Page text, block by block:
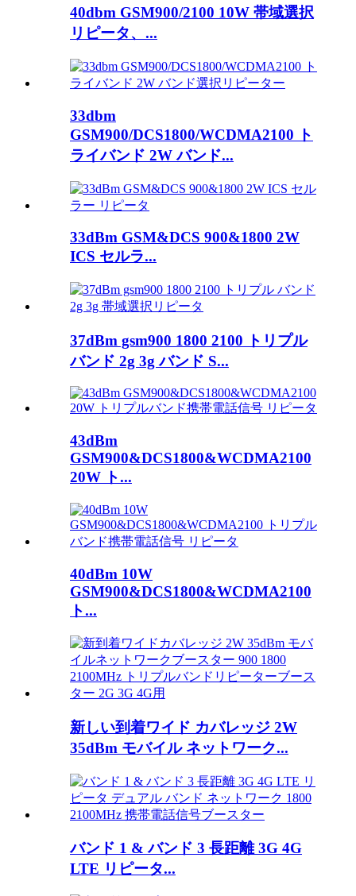
40dbm GSM900/2100 10W 帯域選択
リピータ、...
33dbm
GSM900/DCS1800/WCDMA2100 ト
ライバンド 2W バンド...
33dBm GSM&DCS 900&1800 2W
ICS セルラ...
37dBm gsm900 1800 2100 トリプル
バンド 2g 3g バンド S...
43dBm
GSM900&DCS1800&WCDMA2100
20W ト...
40dBm 10W
GSM900&DCS1800&WCDMA2100
ト...
新しい到着ワイド カバレッジ 2W
35dBm モバイル ネットワーク...
バンド 1 & バンド 3 長距離 3G 4G
LTE リピータ...